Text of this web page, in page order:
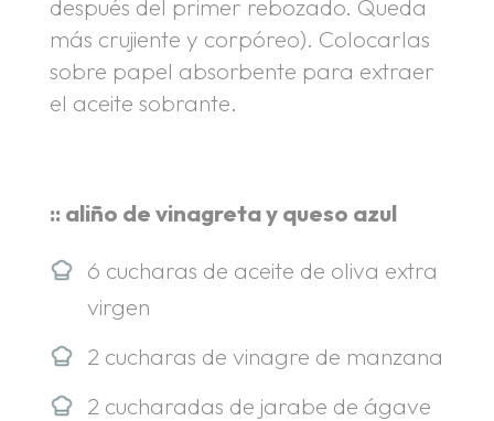
después del primer rebozado. Queda
más crujiente y corpóreo). Colocarlas
sobre papel absorbente para extraer
el aceite sobrante.
:: aliño de vinagreta y queso azul
6 cucharas de aceite de oliva extra
virgen
2 cucharas de vinagre de manzana
2 cucharadas de jarabe de ágave